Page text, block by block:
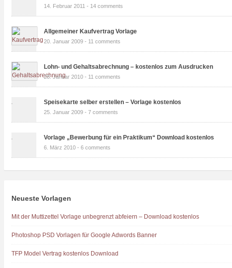
14. Februar 2011 - 14 comments
Allgemeiner Kaufvertrag Vorlage
20. Januar 2009 - 11 comments
Lohn- und Gehaltsabrechnung – kostenlos zum Ausdrucken
28. Januar 2010 - 11 comments
Speisekarte selber erstellen – Vorlage kostenlos
25. Januar 2009 - 7 comments
Vorlage „Bewerbung für ein Praktikum“ Download kostenlos
6. März 2010 - 6 comments
Neueste Vorlagen
Mit der Muttizettel Vorlage unbegrenzt abfeiern – Download kostenlos
Photoshop PSD Vorlagen für Google Adwords Banner
TFP Model Vertrag kostenlos Download